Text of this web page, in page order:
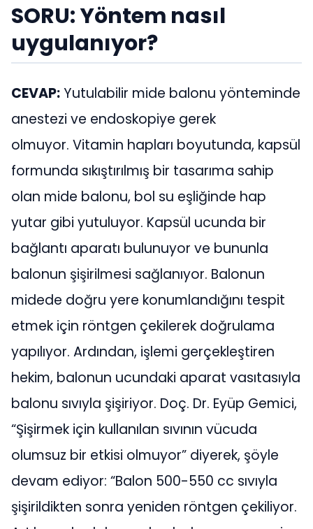
SORU: Yöntem nasıl
uygulanıyor?
CEVAP:Yutulabilir mide balonu yönteminde
anestezi ve endoskopiye gerek
olmuyor. Vitamin hapları boyutunda, kapsül
formunda sıkıştırılmış bir tasarıma sahip
olan mide balonu, bol su eşliğinde hap
yutar gibi yutuluyor. Kapsül ucunda bir
bağlantı aparatı bulunuyor ve bununla
balonun şişirilmesi sağlanıyor. Balonun
midede doğru yere konumlandığını tespit
etmek için röntgen çekilerek doğrulama
yapılıyor. Ardından, işlemi gerçekleştiren
hekim, balonun ucundaki aparat vasıtasıyla
balonu sıvıyla şişiriyor. Doç. Dr. Eyüp Gemici,
“Şişirmek için kullanılan sıvının vücuda
olumsuz bir etkisi olmuyor” diyerek, şöyle
devam ediyor: “Balon 500-550 cc sıvıyla
şişirildikten sonra yeniden röntgen çekiliyor.